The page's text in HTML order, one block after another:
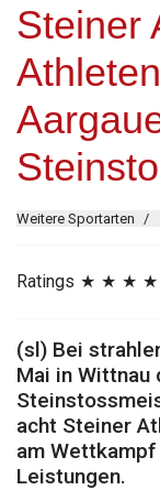
Steiner
Weitere Sportarten
Ratings
(sl) Bei
Mai in Wittnau
acht Steiner
am
Leistungen.